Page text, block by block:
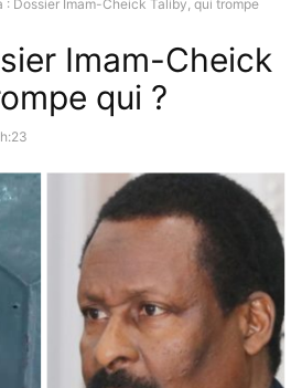
: Dossier Imam-Cheick Taliby, qui trompe
Imam-Cheick
qui ?